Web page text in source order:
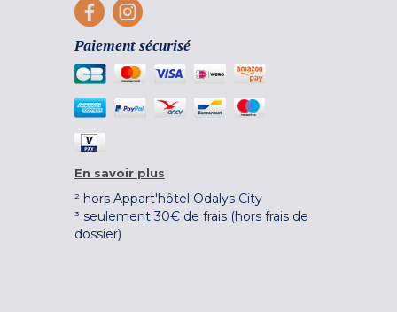
Paiement sécurisé
En savoir plus
² hors Appart'hôtel Odalys City
³ seulement 30€ de frais (hors frais de
dossier)